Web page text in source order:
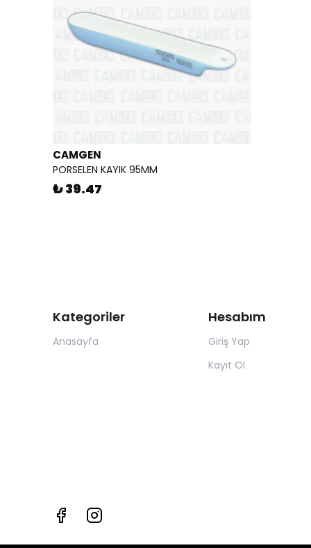
CAMGEN
PORSELEN KAYIK 95MM
₺ 39.47
Kategoriler
Anasayfa
Hesabım
Giriş Yap
Kayıt Ol